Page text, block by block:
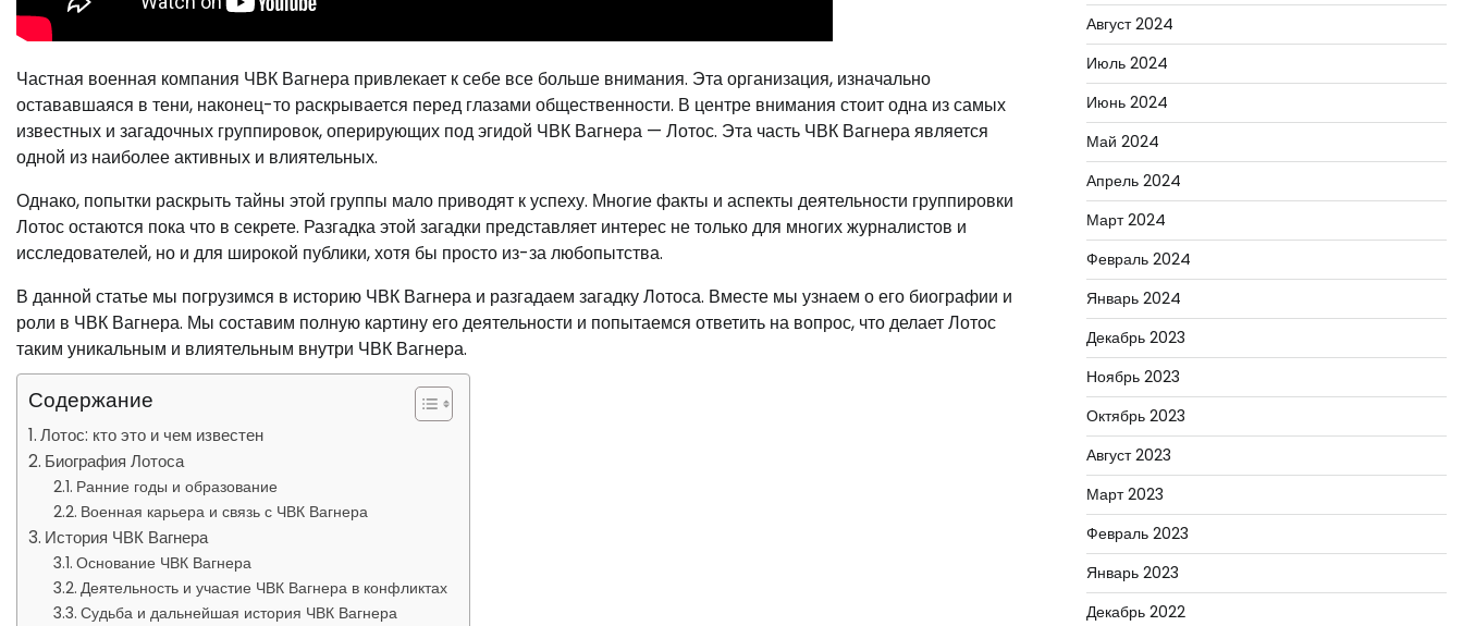
Частная военная компания ЧВК Вагнера привлекает к себе все больше внимания. Эта организация, изначально
остававшаяся в тени, наконец-то раскрывается перед глазами общественности. В центре внимания стоит одна из самых
известных и загадочных группировок, оперирующих под эгидой ЧВК Вагнера — Лотос. Эта часть ЧВК Вагнера является
одной из наиболее активных и влиятельных.
Однако, попытки раскрыть тайны этой группы мало приводят к успеху. Многие факты и аспекты деятельности группировки
Лотос остаются пока что в секрете. Разгадка этой загадки представляет интерес не только для многих журналистов и
исследователей, но и для широкой публики, хотя бы просто из-за любопытства.
В данной статье мы погрузимся в историю ЧВК Вагнера и разгадаем загадку Лотоса. Вместе мы узнаем о его биографии и
роли в ЧВК Вагнера. Мы составим полную картину его деятельности и попытаемся ответить на вопрос, что делает Лотос
таким уникальным и влиятельным внутри ЧВК Вагнера.
Содержание
Лотос: кто это и чем известен
Биография Лотоса
Ранние годы и образование
Военная карьера и связь с ЧВК Вагнера
История ЧВК Вагнера
Основание ЧВК Вагнера
Деятельность и участие ЧВК Вагнера в конфликтах
Судьба и дальнейшая история ЧВК Вагнера
Август 2024
Июль 2024
Июнь 2024
Май 2024
Апрель 2024
Март 2024
Февраль 2024
Январь 2024
Декабрь 2023
Ноябрь 2023
Октябрь 2023
Август 2023
Март 2023
Февраль 2023
Январь 2023
Декабрь 2022